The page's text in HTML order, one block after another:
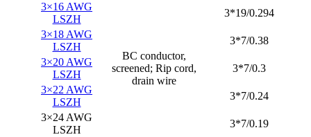
3×16 AWG
LSZH
BC conductor,
screened; Rip cord,
drain wire
3*19/0.294
3×18 AWG
LSZH
3*7/0.38
3×20 AWG
LSZH
3*7/0.3
3×22 AWG
LSZH
3*7/0.24
3×24 AWG
LSZH
3*7/0.19